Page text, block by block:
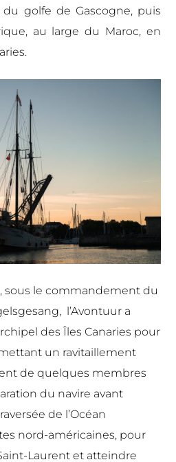
golfe de Gascogne, puis
au large du Maroc, en
sous le commandement du
l’Avontuur a
des Îles Canaries pour
un ravitaillement
de quelques membres
du navire avant
de l’Océan
nord-américaines, pour
Laurent et atteindre